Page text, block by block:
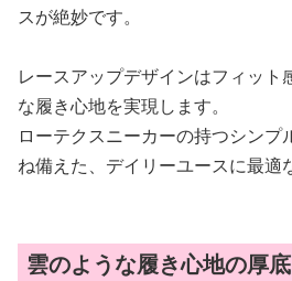
スが絶妙です。
レースアップデザインはフィット
な履き心地を実現します。
ローテクスニーカーの持つシン
ね備えた、デイリーユースに最適
雲のような履き心地の厚